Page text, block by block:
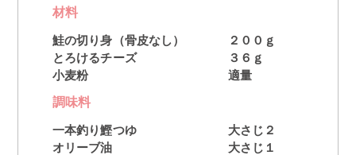
材料
鮭の切り身（骨皮なし）
２００ｇ
とろけるチーズ
３６ｇ
小麦粉
適量
調味料
一本釣り鰹つゆ
大さじ２
オリーブ油
大さじ１